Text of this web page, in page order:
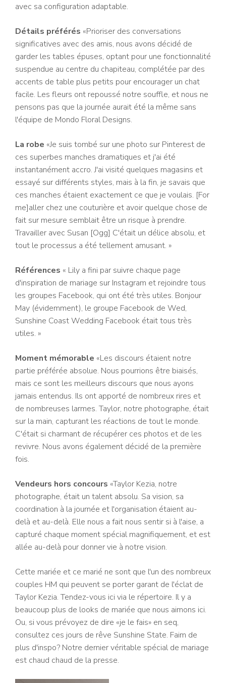
avec sa configuration adaptable.
Détails préférés «Prioriser des conversations
significatives avec des amis, nous avons décidé de
garder les tables épuses, optant pour une fonctionnalité
suspendue au centre du chapiteau, complétée par des
accents de table plus petits pour encourager un chat
facile. Les fleurs ont repoussé notre souffle, et nous ne
pensons pas que la journée aurait été la même sans
l'équipe de Mondo Floral Designs.
La robe «Je suis tombé sur une photo sur Pinterest de
ces superbes manches dramatiques et j'ai été
instantanément accro. J'ai visité quelques magasins et
essayé sur différents styles, mais à la fin, je savais que
ces manches étaient exactement ce que je voulais. [For
me]aller chez une couturière et avoir quelque chose de
fait sur mesure semblait être un risque à prendre.
Travailler avec Susan [Ogg] C'était un délice absolu, et
tout le processus a été tellement amusant. »
Références « Lily a fini par suivre chaque page
d'inspiration de mariage sur Instagram et rejoindre tous
les groupes Facebook, qui ont été très utiles. Bonjour
May (évidemment), le groupe Facebook de Wed,
Sunshine Coast Wedding Facebook était tous très
utiles. »
Moment mémorable «Les discours étaient notre
partie préférée absolue. Nous pourrions être biaisés,
mais ce sont les meilleurs discours que nous ayons
jamais entendus. Ils ont apporté de nombreux rires et
de nombreuses larmes. Taylor, notre photographe, était
sur la main, capturant les réactions de tout le monde.
C'était si charmant de récupérer ces photos et de les
revivre. Nous avons également décidé de la première
fois.
Vendeurs hors concours «Taylor Kezia, notre
photographe, était un talent absolu. Sa vision, sa
coordination à la journée et l'organisation étaient au-
delà et au-delà. Elle nous a fait nous sentir si à l'aise, a
capturé chaque moment spécial magnifiquement, et est
allée au-delà pour donner vie à notre vision.
Cette mariée et ce marié ne sont que l'un des nombreux
couples HM qui peuvent se porter garant de l'éclat de
Taylor Kezia. Tendez-vous ici via le répertoire. Il y a
beaucoup plus de looks de mariée que nous aimons ici.
Ou, si vous prévoyez de dire «je le fais» en seq,
consultez ces jours de rêve Sunshine State. Faim de
plus d'inspo? Notre dernier véritable spécial de mariage
est chaud chaud de la presse.